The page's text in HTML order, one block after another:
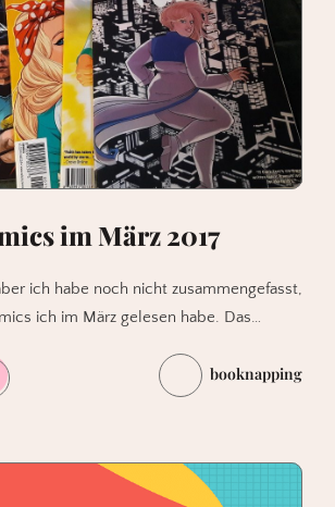
im März 2017
ich habe noch nicht zusammengefasst,
ich im März gelesen habe. Das…
booknapping